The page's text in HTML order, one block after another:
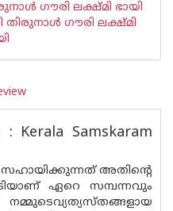
ഗൗരി ലക്ഷ്മി ഭായി
തിരുനാള്‍ ഗൗരി ലക്ഷ്മി
Kerala Samskaram
സഹായിക്കുന്നത് അതിന്റെ
ഏറെ സമ്പന്നവും